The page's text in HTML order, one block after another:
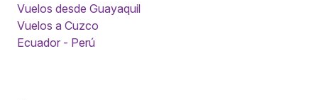
Vuelos desde Guayaquil
Vuelos a Cuzco
Ecuador - Perú